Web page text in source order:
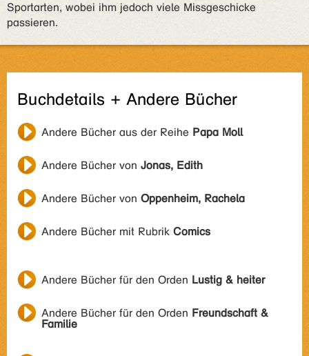
Sportarten, wobei ihm jedoch viele Missgeschicke
passieren.
Buchdetails + Andere Bücher
Andere Bücher aus der Reihe Papa Moll
Andere Bücher von Jonas, Edith
Andere Bücher von Oppenheim, Rachela
Andere Bücher mit Rubrik Comics
Andere Bücher für den Orden Lustig & heiter
Andere Bücher für den Orden Freundschaft &
Familie